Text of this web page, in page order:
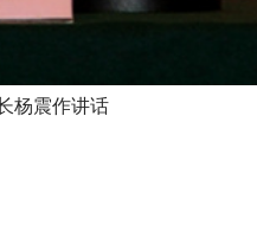
杨震作讲话